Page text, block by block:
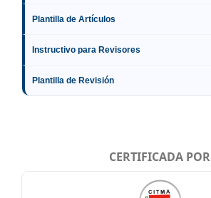
Plantilla de Artículos
Instructivo para Revisores
Plantilla de Revisión
CERTIFICADA POR